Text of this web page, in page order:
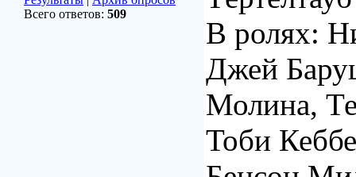
Всего ответов: 509
В ролях:
Джей
Молина,
Тоби